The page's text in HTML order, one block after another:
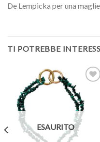
De Lempicka per una
TI POTREBBE
ESAURITO